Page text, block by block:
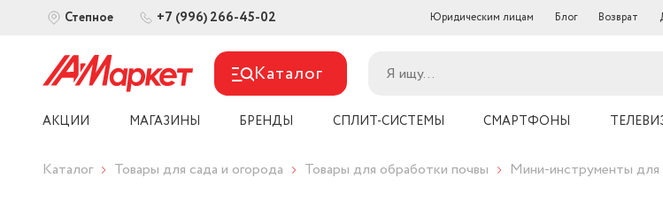
Степное +7 (996) 266-45-02 Юридическим лицам Блог Возврат
Каталог
АКЦИИ МАГАЗИНЫ БРЕНДЫ СПЛИТ-СИСТЕМЫ СМАРТФОНЫ
Каталог Товары для сада и огорода Товары для обработки почвы Мини-инструменты для